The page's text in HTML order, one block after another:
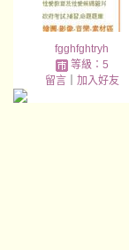
fgghfghtryh
等級：5
留言｜ 加入好友